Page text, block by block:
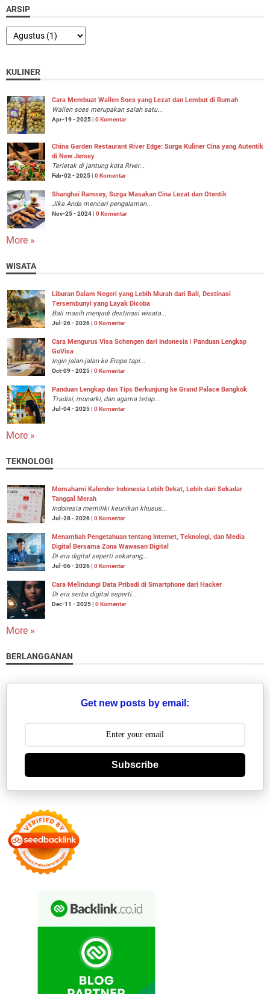
ARSIP
KULINER
Cara Membuat Wallen Soes yang Lezat dan Lembut di Rumah
Wallen soes merupakan salah satu...
Apr-19 - 2025 | 0 Komentar
China Garden Restaurant River Edge: Surga Kuliner Cina yang Autentik
di New Jersey
Terletak di jantung kota River...
Feb-02 - 2025 | 0 Komentar
Shanghai Ramsey, Surga Masakan Cina Lezat dan Otentik
Jika Anda mencari pengalaman...
Nov-25 - 2024 | 0 Komentar
More »
WISATA
Liburan Dalam Negeri yang Lebih Murah dari Bali, Destinasi
Tersembunyi yang Layak Dicoba
Bali masih menjadi destinasi wisata...
Jul-26 - 2026 | 0 Komentar
Cara Mengurus Visa Schengen dari Indonesia | Panduan Lengkap
GoVisa
Ingin jalan-jalan ke Eropa tapi...
Oct-09 - 2025 | 0 Komentar
Panduan Lengkap dan Tips Berkunjung ke Grand Palace Bangkok
Tradisi, monarki, dan agama tetap...
Jul-04 - 2025 | 0 Komentar
More »
TEKNOLOGI
Memahami Kalender Indonesia Lebih Dekat, Lebih dari Sekadar
Tanggal Merah
Indonesia memiliki keunikan khusus...
Jul-28 - 2026 | 0 Komentar
Menambah Pengetahuan tentang Internet, Teknologi, dan Media
Digital Bersama Zona Wawasan Digital
Di era digital seperti sekarang,...
Jul-06 - 2026 | 0 Komentar
Cara Melindungi Data Pribadi di Smartphone dari Hacker
Di era serba digital seperti...
Dec-11 - 2025 | 0 Komentar
More »
BERLANGGANAN
Get new posts by email:
Subscribe